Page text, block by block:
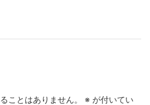
ことはありません。 ※ が付いてい